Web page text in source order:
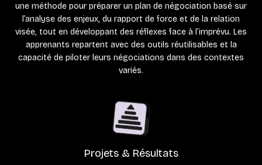
une méthode pour préparer un plan de négociation basé sur
l’analyse des enjeux, du rapport de force et de la relation
visée, tout en développant des réflexes face à l’imprévu. Les
apprenants repartent avec des outils réutilisables et la
capacité de piloter leurs négociations dans des contextes
variés.
Projets & Résultats